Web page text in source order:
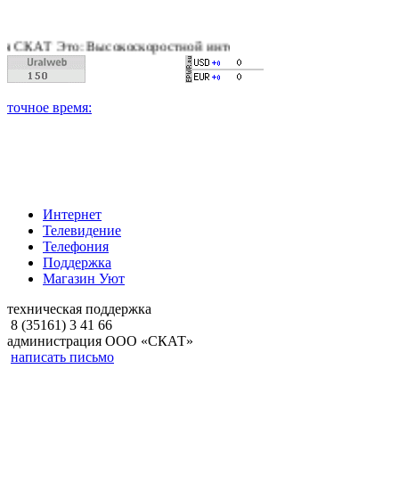
Это: Высокоскоростной интернет, качественное цифровое
Интернет
Телевидение
Телефония
Поддержка
Магазин Уют
техническая поддержка
8 (35161) 3 41 66
администрация ООО «СКАТ»
написать письмо